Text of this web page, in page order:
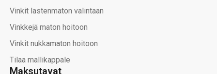
Maksutavat
Vinkit lastenmaton valintaan
Vinkkejä maton hoitoon
Vinkit nukkamaton hoitoon
Tilaa mallikappale